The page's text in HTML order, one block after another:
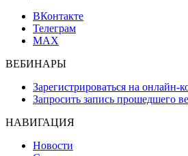
ВКонтакте
Телеграм
MAX
ВЕБИНАРЫ
Зарегистрироваться на онлайн-
Запросить запись прошедшего
НАВИГАЦИЯ
Новости